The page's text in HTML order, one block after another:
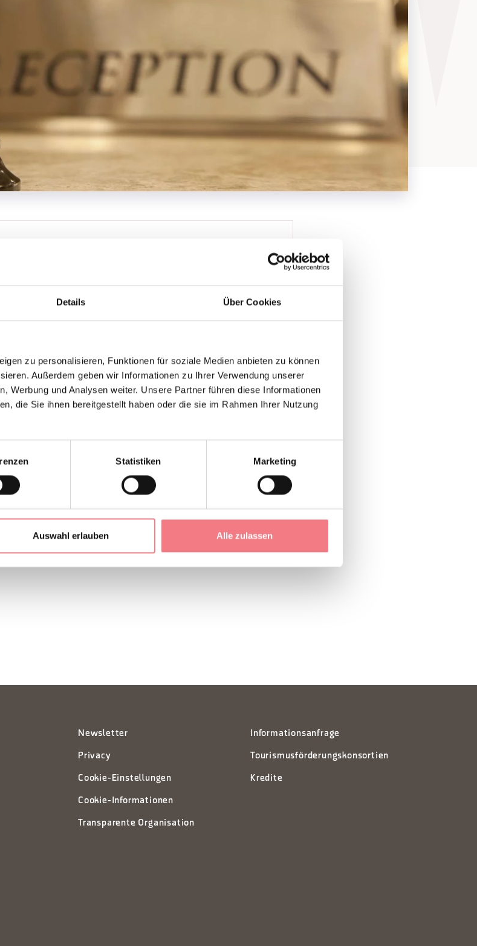
Details Über Cookies
zu personalisieren, Funktionen für soziale Medien anbieten zu können
Außerdem geben wir Informationen zu Ihrer Verwendung unserer
Werbung und Analysen weiter. Unsere Partner führen diese Informationen
die Sie ihnen bereitgestellt haben oder die sie im Rahmen Ihrer Nutzung
Statistiken Marketing
Auswahl erlauben Alle zulassen
Newsletter
Privacy
Cookie-Einstellungen
Cookie-Informationen
Transparente Organisation
Informationsanfrage
Tourismusförderungskonsortien
Kredite